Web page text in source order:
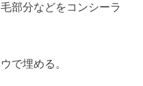
部分などをコンシーラ
で埋める。